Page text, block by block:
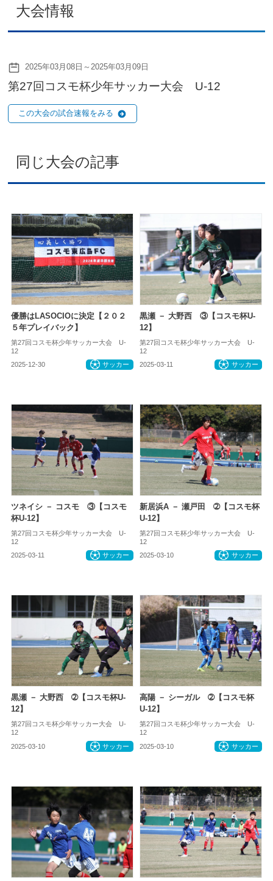
大会情報
2025年03月08日～2025年03月09日
第27回コスモ杯少年サッカー大会 U-12
この大会の試合速報をみる
同じ大会の記事
優勝はLASOCIOに決定【２０２
５年プレイバック】
第27回コスモ杯少年サッカー大会 U-
12
2025-12-30
サッカー
黒瀬 － 大野西 ③【コスモ杯U-
12】
第27回コスモ杯少年サッカー大会 U-
12
2025-03-11
サッカー
ツネイシ － コスモ ③【コスモ
杯U-12】
第27回コスモ杯少年サッカー大会 U-
12
2025-03-11
サッカー
新居浜A － 瀬戸田 ➁【コスモ杯
U-12】
第27回コスモ杯少年サッカー大会 U-
12
2025-03-10
サッカー
黒瀬 － 大野西 ➁【コスモ杯U-
12】
第27回コスモ杯少年サッカー大会 U-
12
2025-03-10
サッカー
高陽 － シーガル ➁【コスモ杯
U-12】
第27回コスモ杯少年サッカー大会 U-
12
2025-03-10
サッカー